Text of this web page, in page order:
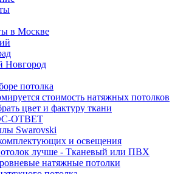
в Москве
Новгород
потолка
стоимость натяжных потолков
цвет и фактуру ткани
ОТВЕТ
Swarovski
и освещения
лучше - Тканевый или ПВХ
натяжные потолки